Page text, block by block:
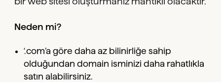
Neden mi?
‘.com’a göre daha az bilinirliğe sahip
olduğundan domain isminizi daha rahatlıkla
satın alabilirsiniz.